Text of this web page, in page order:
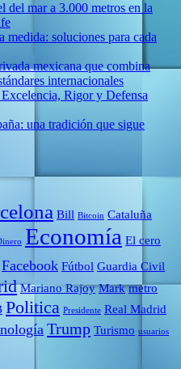
del mar a 3.000 metros en la
medida: soluciones para cada
mexicana que combina
internacionales
Rigor y Defensa
una tradición que sigue
Bill Bitcoin Cataluña
Economía El cero
Facebook Fútbol Guardia Civil
Mariano Rajoy Mark metro
Politica Presidente Real Madrid
Trump Turismo usuarios